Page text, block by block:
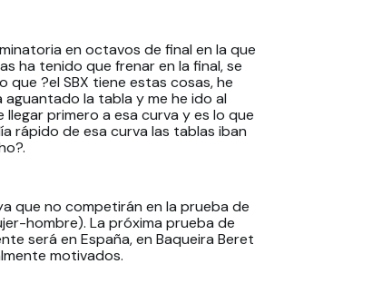
en octavos de final en la que
ha tenido que frenar en la final, se
que ?el SBX tiene estas cosas, he
la tabla y me he ido al
primero a esa curva y es lo que
rápido de esa curva las tablas iban
que no competirán en la prueba de
hombre). La próxima prueba de
será en España, en Baqueira Beret
motivados.